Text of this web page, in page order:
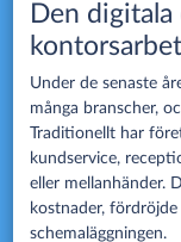
Den
Under de senaste
många branscher,
Traditionellt har
kundservice,
eller mellanhänder.
kostnader,
schemaläggningen.